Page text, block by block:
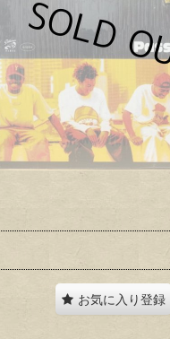
お気に入り登録